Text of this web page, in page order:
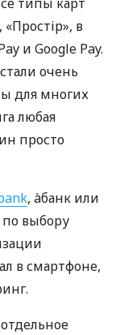
в
и Google Pay.
очень
для многих
любая
просто
, àбанк или
выбору
в смартфоне,